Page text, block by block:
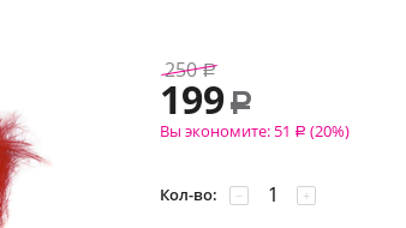
250 Р
199 Р
Вы экономите: 51 Р (20%)
Кол-во: +
−